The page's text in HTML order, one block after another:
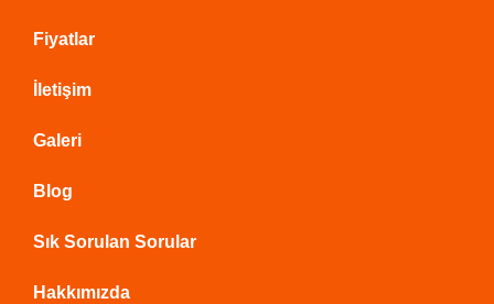
Fiyatlar
İletişim
Galeri
Blog
Sık Sorulan Sorular
Hakkımızda